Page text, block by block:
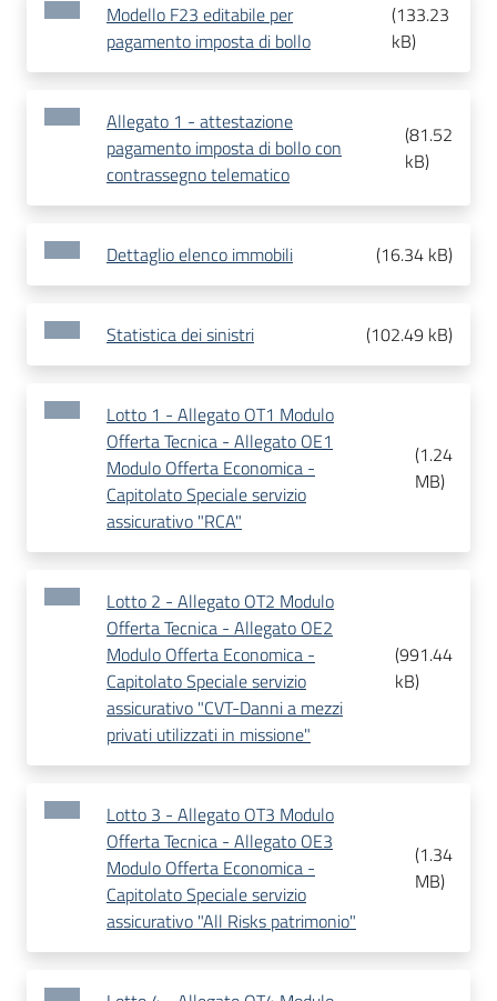
Modello F23 editabile per
pagamento imposta di bollo
(133.23
kB)
Allegato 1 - attestazione
pagamento imposta di bollo con
contrassegno telematico
(81.52
kB)
Dettaglio elenco immobili (16.34 kB)
Statistica dei sinistri (102.49 kB)
Lotto 1 - Allegato OT1 Modulo
Offerta Tecnica - Allegato OE1
Modulo Offerta Economica -
Capitolato Speciale servizio
assicurativo "RCA"
(1.24
MB)
Lotto 2 - Allegato OT2 Modulo
Offerta Tecnica - Allegato OE2
Modulo Offerta Economica -
Capitolato Speciale servizio
assicurativo "CVT-Danni a mezzi
privati utilizzati in missione"
(991.44
kB)
Lotto 3 - Allegato OT3 Modulo
Offerta Tecnica - Allegato OE3
Modulo Offerta Economica -
Capitolato Speciale servizio
assicurativo "All Risks patrimonio"
(1.34
MB)